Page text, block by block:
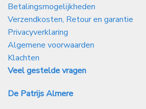
Betalingsmogelijkheden
Verzendkosten, Retour en garantie
Privacyverklaring
Algemene voorwaarden
Klachten
Veel gestelde vragen
De Patrijs Almere